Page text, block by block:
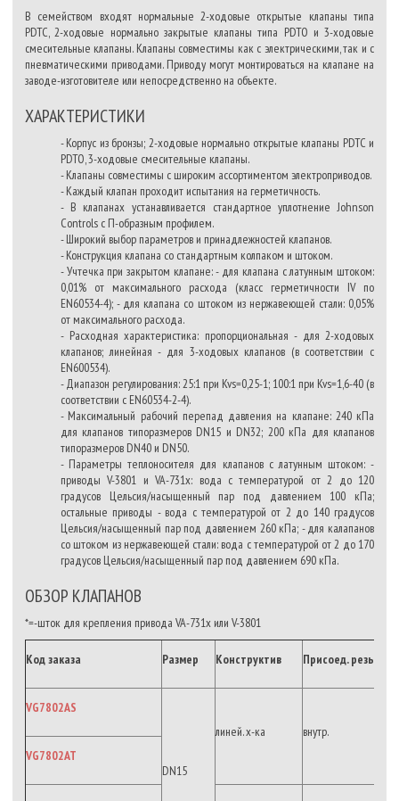
В семейством входят нормальные 2-ходовые открытые клапаны типа
PDTC, 2-ходовые нормально закрытые клапаны типа PDTO и 3-ходовые
смесительные клапаны. Клапаны совместимы как с электрическими, так и с
пневматическими приводами. Приводу могут монтироваться на клапане на
заводе-изготовителе или непосредственно на объекте.
ХАРАКТЕРИСТИКИ
- Корпус из бронзы; 2-ходовые нормально открытые клапаны PDTC и
PDTO, 3-ходовые смесительные клапаны.
- Клапаны совместимы с широким ассортиментом электроприводов.
- Каждый клапан проходит испытания на герметичность.
- В клапанах устанавливается стандартное уплотнение Johnson
Controls с П-образным профилем.
- Широкий выбор параметров и принадлежностей клапанов.
- Конструкция клапана со стандартным колпаком и штоком.
- Учтечка при закрытом клапане: - для клапана с латунным штоком:
0,01% от максимального расхода (класс герметичности IV по
EN60534-4); - для клапана со штоком из нержавеющей стали: 0,05%
от максимального расхода.
- Расходная характеристика: пропорциональная - для 2-ходовых
клапанов; линейная - для 3-ходовых клапанов (в соответствии с
EN600534).
- Диапазон регулирования: 25:1 при Kvs=0,25-1; 100:1 при Kvs=1,6-40 (в
соответствии с EN60534-2-4).
- Максимальный рабочий перепад давления на клапане: 240 кПа
для клапанов типоразмеров DN15 и DN32; 200 кПа для клапанов
типоразмеров DN40 и DN50.
- Параметры теплоносителя для клапанов с латунным штоком: -
приводы V-3801 и VA-731x: вода с температурой от 2 до 120
градусов Цельсия/насыщенный пар под давлением 100 кПа;
остальные приводы - вода с температурой от 2 до 140 градусов
Цельсия/насыщенный пар под давлением 260 кПа; - для калапанов
со штоком из нержавеющей стали: вода с температурой от 2 до 170
градусов Цельсия/насыщенный пар под давлением 690 кПа.
ОБЗОР КЛАПАНОВ
*=-шток для крепления привода VA-731x или V-3801
Код заказа Размер Конструктив Присоед.резьба
VG7802AS
DN15
линей. х-ка
внутр.
VG7802AT